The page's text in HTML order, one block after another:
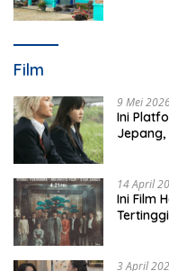
Film
9 Mei
Ini
Jepang,
14 April
Ini Film
3 April